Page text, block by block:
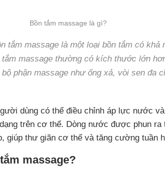
Bồn tắm massage là gì?
tắm massage là một loại bồn tắm có khả
tắm massage thường có kích thước lớn
phận massage như ống xả, vòi sen đa
dùng có thể điều chỉnh áp lực nước
trên cơ thể. Dòng nước được phun
giúp thư giãn cơ thể và tăng cường tuần
massage?